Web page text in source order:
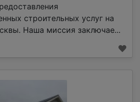
строительных услуг на
Наша миссия заключае...